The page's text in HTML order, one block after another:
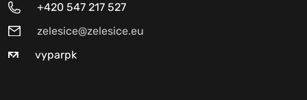
+420 547 217 527
zelesice@zelesice.eu
vyparpk